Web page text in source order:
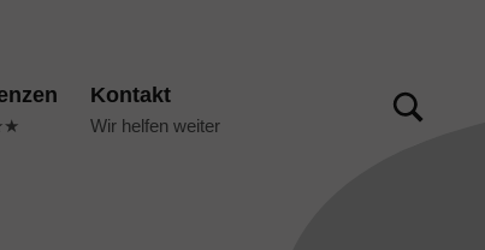
Kontakt
Wir helfen weiter